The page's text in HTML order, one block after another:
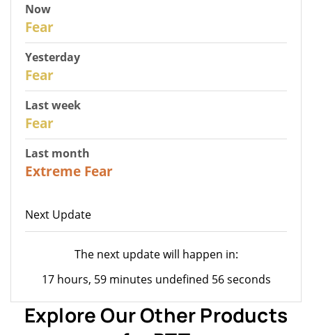
Now
Fear
Yesterday
Fear
Last week
Fear
Last month
Extreme Fear
Next Update
The next update will happen in:
17 hours, 59 minutes undefined 56 seconds
Explore Our Other Products